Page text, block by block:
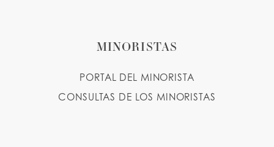
MINORISTAS
PORTAL DEL MINORISTA
CONSULTAS DE LOS MINORISTAS